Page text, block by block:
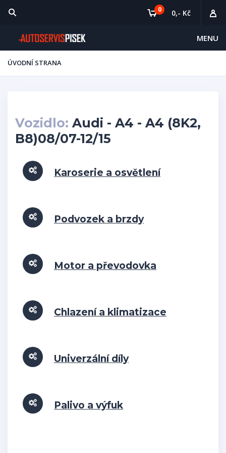
MENU
0 0,- Kč
ÚVODNÍ STRANA
Vozidlo: Audi - A4 - A4 (8K2,
B8)08/07-12/15
Karoserie a osvětlení
Podvozek a brzdy
Motor a převodovka
Chlazení a klimatizace
Univerzální díly
Palivo a výfuk